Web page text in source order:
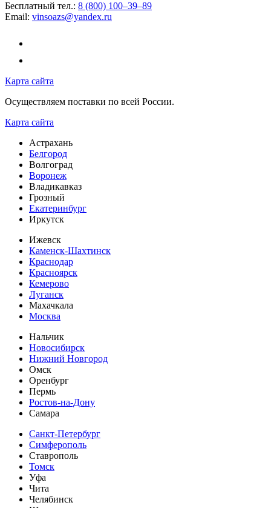
Бесплатный тел.: 8 (800) 100–39–89
Email: vinsoazs@yandex.ru
Карта сайта
Осуществляем поставки по всей России.
Карта сайта
Астрахань
Белгород
Волгоград
Воронеж
Владикавказ
Грозный
Екатеринбург
Иркутск
Ижевск
Каменск-Шахтинск
Краснодар
Красноярск
Кемерово
Луганск
Махачкала
Москва
Нальчик
Новосибирск
Нижний Новгород
Омск
Оренбург
Пермь
Ростов-на-Дону
Самара
Санкт-Петербург
Симферополь
Ставрополь
Томск
Уфа
Чита
Челябинск